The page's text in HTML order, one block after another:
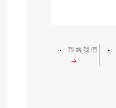
聯絡我們